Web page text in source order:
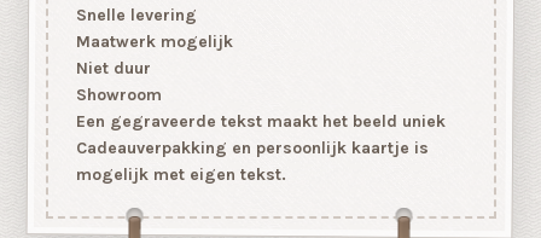
Snelle levering
Maatwerk mogelijk
Niet duur
Showroom
Een gegraveerde tekst maakt het beeld uniek
Cadeauverpakking en persoonlijk kaartje is
mogelijk met eigen tekst.